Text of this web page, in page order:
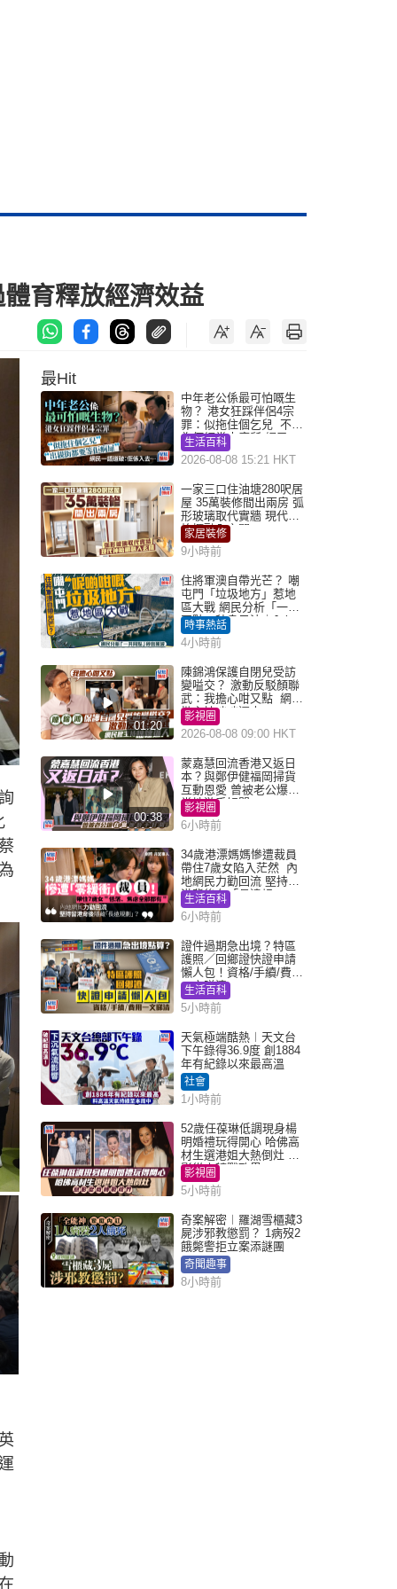
育釋放經濟效益
最Hit
中年老公係最可怕嘅生
物？ 港女狂踩伴侶4宗
罪：似拖住個乞兒 不解
為何經常去廁所 網民一
語道破
生活百科
2026-08-08 15:21 HKT
一家三口住油塘280呎居
屋 35萬裝修間出兩房 弧
形玻璃取代實牆 現代神
枱櫃融入玄關
家居裝修
9小時前
住將軍澳自帶光芒？ 嘲
屯門「垃圾地方」惹地
區大戰 網民分析「一共
同點」秒息風波｜Juicy
叮
時事熱話
4小時前
01:20
陳錦鴻保護自閉兒受訪
變嗌交？ 激動反駁顏聯
武：我擔心咁又點 網民
批主持咄咄逼人
影視圈
2026-08-08 09:00 HKT
00:38
蒙嘉慧回流香港又返日
本？與鄭伊健福岡掃貨
互動恩愛 曾被老公爆在
當地游手好閒
影視圈
6小時前
34歲港漂媽媽慘遭裁員
帶住7歲女陷入茫然 內
地網民力勸回流 堅持留
港背後有「長遠規
劃」？
生活百科
6小時前
證件過期急出境？特區
護照／回鄉證快證申請
懶人包！資格/手續/費用
一文睇清
生活百科
5小時前
天氣極端酷熱︱天文台
下午錄得36.9度 創1884
年有紀錄以來最高溫
社會
1小時前
52歲任葆琳低調現身楊
明婚禮玩得開心 哈佛高
材生選港姐大熱倒灶 息
影從商轉戰政界
影視圈
5小時前
奇案解密︱羅湖雪櫃藏3
屍涉邪教懲罰？ 1病歿2
餓斃警拒立案添謎團
奇聞趣事
8小時前